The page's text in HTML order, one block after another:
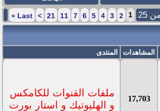
1
2
3
4
5
6
7
11
21
>
Last
»
المشاهدات المنتدى
17,703
ملفات القنوات للكامكس
و الهليوتيك و استار بورت